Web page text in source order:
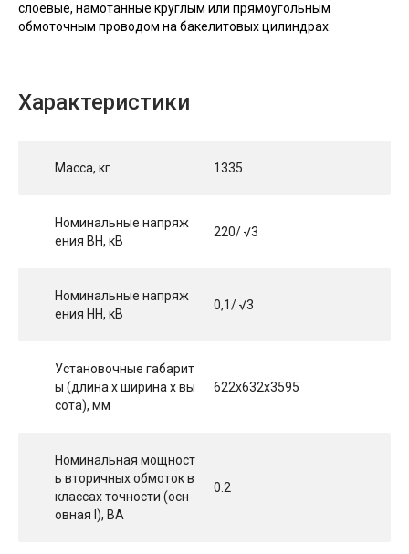
слоевые, намотанные круглым или прямоугольным
обмоточным проводом на бакелитовых цилиндрах.
Характеристики
Масса, кг 1335
Номинальные напряж
ения ВН, кВ
220/ √3
Номинальные напряж
ения НН, кВ
0,1/ √3
Установочные габарит
ы (длина х ширина х вы
сота), мм
622x632x3595
Номинальная мощност
ь вторичных обмоток в
классах точности (осн
овная I), ВА
0.2